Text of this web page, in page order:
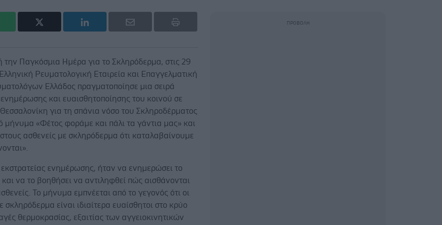
Παγκόσμια Ημέρα για το Σκληρόδερμα, στις 29
Ρευματολογική Εταιρεία και Επαγγελματική
Ελλάδος πραγματοποίησε μια σειρά
και ευαισθητοποίησης του κοινού σε
για τη σπάνια νόσο του Σκληροδέρματος
μήνυμα «Φέτος φοράμε και πάλι τα γάντια μας» και
ασθενείς με σκληρόδερμα ότι καταλαβαίνουμε
εκστρατείας ενημέρωσης, ήταν να ενημερώσει το
να το βοηθήσει να αντιληφθεί πώς αισθάνονται
ασθενείς. Το μήνυμα εμπνέεται από το γεγονός ότι οι
σκληρόδερμα είναι ιδιαίτερα ευαίσθητοι στο κρύο
θερμοκρασίας, εξαιτίας των αγγειοκινητικών